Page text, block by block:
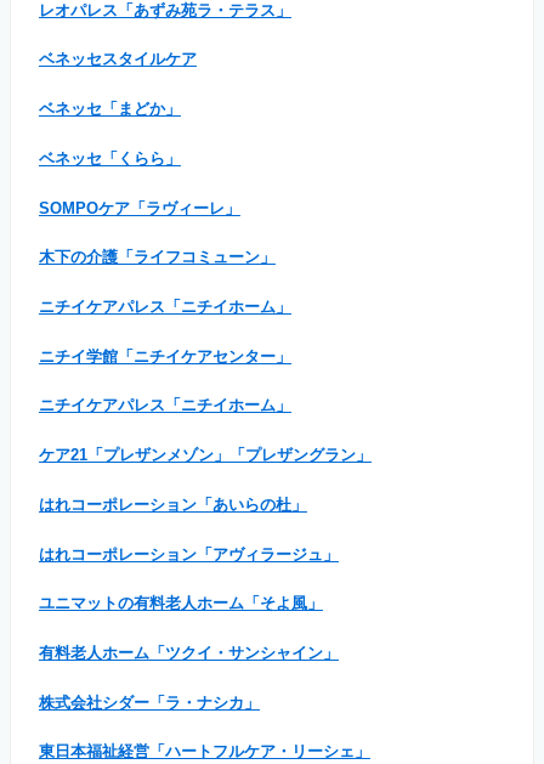
レオパレス「あずみ苑ラ・テラス」
ベネッセスタイルケア
ベネッセ「まどか」
ベネッセ「くらら」
SOMPOケア「ラヴィーレ」
木下の介護「ライフコミューン」
ニチイケアパレス「ニチイホーム」
ニチイ学館「ニチイケアセンター」
ニチイケアパレス「ニチイホーム」
ケア21「プレザンメゾン」「プレザングラン」
はれコーポレーション「あいらの杜」
はれコーポレーション「アヴィラージュ」
ユニマットの有料老人ホーム「そよ風」
有料老人ホーム「ツクイ・サンシャイン」
株式会社シダー「ラ・ナシカ」
東日本福祉経営「ハートフルケア・リーシェ」